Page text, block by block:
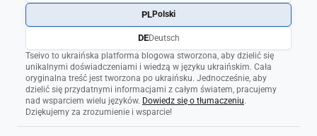
Tseivo to ukraińska platforma blogowa stworzona, aby dzielić się
unikalnymi doświadczeniami i wiedzą w języku ukraińskim. Cała
oryginalna treść jest tworzona po ukraińsku. Jednocześnie, aby
dzielić się przydatnymi informacjami z całym światem, pracujemy
nad wsparciem wielu języków. Dowiedz się o tłumaczeniu.
Dziękujemy za zrozumienie i wsparcie!
PLPolski
DEDeutsch